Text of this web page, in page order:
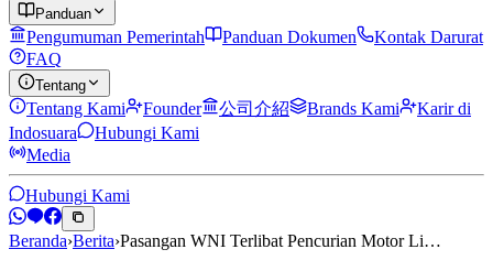
Panduan
Pengumuman Pemerintah Panduan Dokumen
Kontak Darurat
FAQ
Tentang
Tentang Kami Founder 公司介紹 Brands Kami
Karir di
Indosuara
Hubungi Kami
Media
Hubungi Kami
Beranda›Berita›Pasangan WNI Terlibat Pencurian Motor Li…